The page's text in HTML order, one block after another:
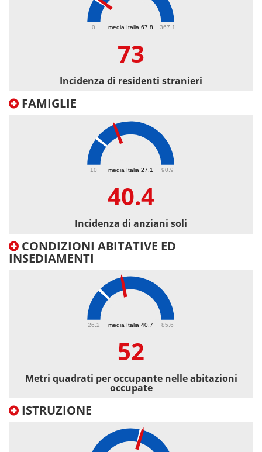
media Italia 67.8
0 367.1
73
Incidenza di residenti stranieri
FAMIGLIE
media Italia 27.1
10 90.9
40.4
Incidenza di anziani soli
CONDIZIONI ABITATIVE ED
INSEDIAMENTI
media Italia 40.7
26.2 85.6
52
Metri quadrati per occupante nelle abitazioni
occupate
ISTRUZIONE